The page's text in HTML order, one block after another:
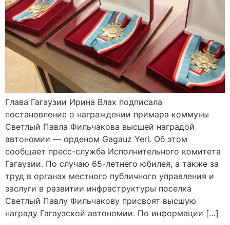
Глава Гагаузии Ирина Влах подписала
постановление о награждении примара коммуны
Светлый Павла Фильчакова высшей наградой
автономии — орденом Gagauz Yeri. Об этом
сообщает пресс-служба Исполнительного комитета
Гагаузии. По случаю 65-летнего юбилея, а также за
труд в органах местного публичного управления и
заслуги в развитии инфраструктуры поселка
Светлый Павлу Фильчакову присвоят высшую
награду Гагаузской автономии. По информации […]